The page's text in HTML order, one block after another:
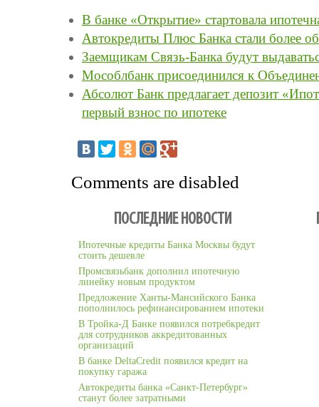
В банке «Открытие» стартовала
Автокредиты Плюс Банка стали более
Заемщикам Связь-Банка будут
Мособлбанк присоединился к
Абсолют Банк предлагает депозит
первый взнос по ипотеке
Comments are disabled
ПОСЛЕДНИЕ НОВОСТИ
Ипотечные кредиты Банка Москвы будут
стоить дешевле
Промсвязьбанк дополнил ипотечную
линейку новым продуктом
Предложение Ханты-Мансийского Банка
пополнилось рефинансированием ипотеки
В Тройка-Д Банке появился потребкредит
для сотрудников аккредитованных
организаций
В банке DeltaCredit появился кредит на
покупку гаража
Автокредиты банка «Санкт-Петербург»
станут более затратными